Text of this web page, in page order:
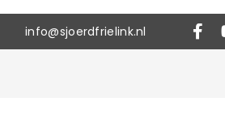
info@sjoerdfrielink.nl